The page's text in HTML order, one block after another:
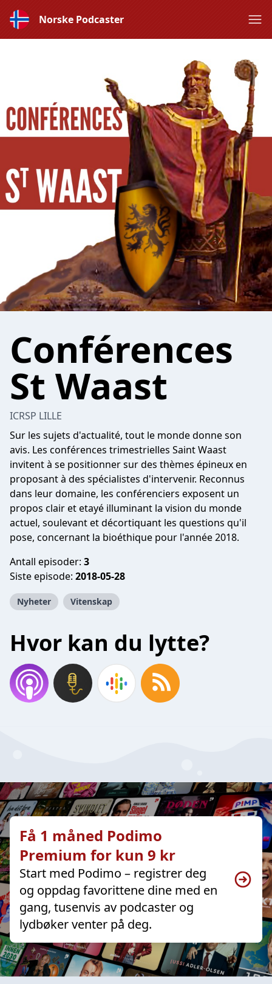
Norske Podcaster
Conférences
St Waast
ICRSP LILLE
Sur les sujets d'actualité, tout le monde donne son
avis. Les conférences trimestrielles Saint Waast
invitent à se positionner sur des thèmes épineux en
proposant à des spécialistes d'intervenir. Reconnus
dans leur domaine, les conférenciers exposent un
propos clair et etayé illuminant la vision du monde
actuel, soulevant et décortiquant les questions qu'il
pose, concernant la bioéthique pour l'année 2018.
Antall episoder: 3
Siste episode: 2018-05-28
Nyheter Vitenskap
Hvor kan du lytte?
Få 1 måned Podimo
Premium for kun 9 kr
Start med Podimo – registrer deg
og oppdag favorittene dine med en
gang, tusenvis av podcaster og
lydbøker venter på deg.